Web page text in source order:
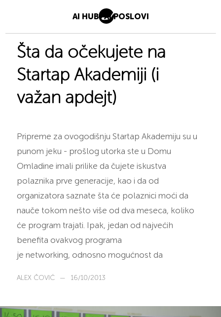
AI HUB AI POSLOVI
Šta da očekujete na
Startap Akademiji (i
važan apdejt)
Pripreme za ovogodišnju Startap Akademiju su u
punom jeku - prošlog utorka ste u Domu
Omladine imali prilike da čujete iskustva
polaznika prve generacije, kao i da od
organizatora saznate šta će polaznici moći da
nauče tokom nešto više od dva meseca, koliko
će program trajati. Ipak, jedan od najvećih
benefita ovakvog programa
je networking, odnosno mogućnost da
ALEX ČOVIĆ — 16/10/2013